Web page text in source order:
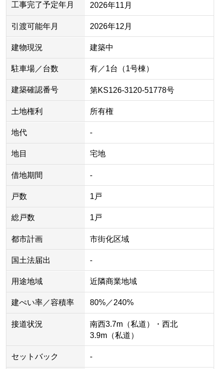
工事完了予定年月 2026年11月
引渡可能年月 2026年12月
建物現況 建築中
駐車場／台数 有／1台（1号棟）
建築確認番号 第KS126-3120-51778号
土地権利 所有権
地代 -
地目 宅地
借地期間 -
戸数 1戸
総戸数 1戸
都市計画 市街化区域
国土法届出 -
用途地域 近隣商業地域
建ぺい率／容積率 80%／240%
接道状況
南西3.7m（私道）・西北
3.9m（私道）
セットバック -